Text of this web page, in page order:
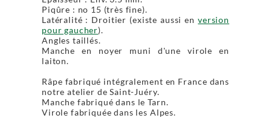
Piqûre : no 15 (très fine).
Latéralité : Droitier (existe aussi enversion
pour gaucher).
Angles taillés.
Manche en noyer muni d'une virole en
laiton.
Râpe fabriqué intégralement en France dans
notre atelier de Saint-Juéry.
Manche fabriqué dans le Tarn.
Virole fabriquée dans les Alpes.